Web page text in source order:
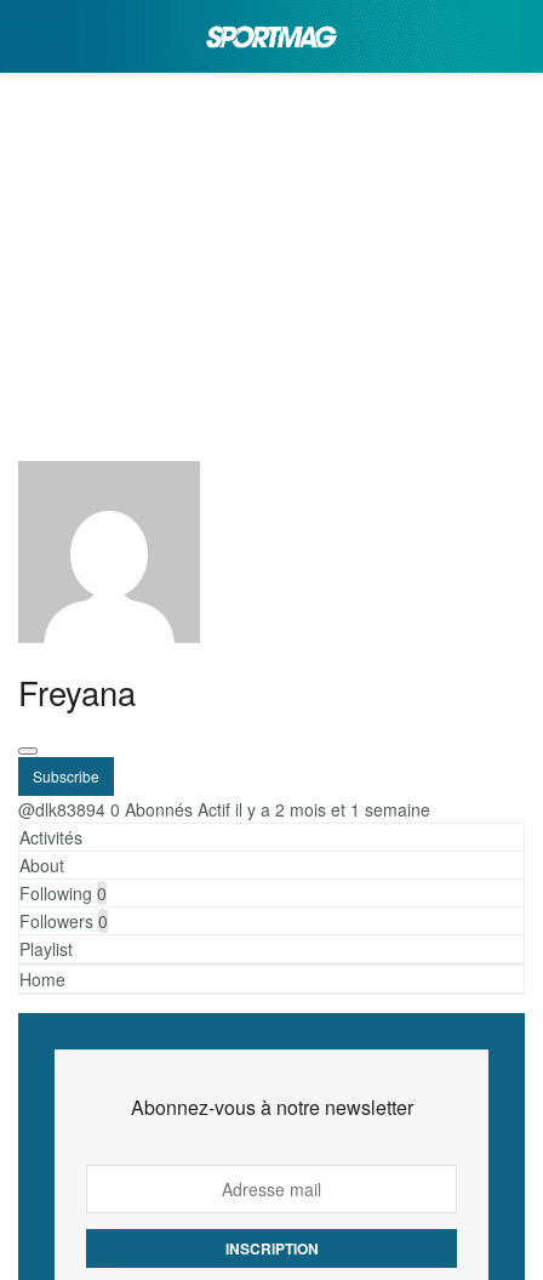
Freyana
Subscribe
@dlk83894 0 Abonnés Actif il y a 2 mois et 1 semaine
Activités
About
Following 0
Followers 0
Playlist
Home
Abonnez-vous à notre newsletter